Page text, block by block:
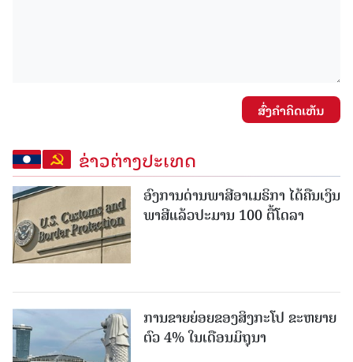
ສົ່ງຄໍາຄິດເຫັນ
ຂ່າວຕ່າງປະເທດ
ອົງການດ່ານພາສີອາເມຣິກາ ໄດ້ຄືນເງິນ
ພາສີແລ້ວປະມານ 100 ຕື້ໂດລາ
ການຂາຍຍ່ອຍຂອງສິງກະໂປ ຂະຫຍາຍ
ຕົວ 4% ໃນເດືອນມິຖຸນາ